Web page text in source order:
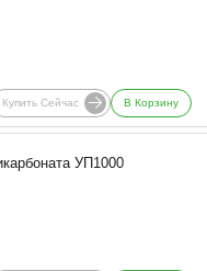
Купить Сейчас В Корзину
УП1000